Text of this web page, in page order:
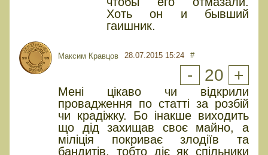
Хоть он и бывший
гаишник.
Максим Кравцов 28.07.2015 15:24 #
- 20 +
Мені цікаво чи відкрили
провадження по статті за розбій
чи крадіжку. Бо інакше виходить
що дід захищав своє майно, а
міліція покриває злодіїв та
бандитів, тобто діє як спільники